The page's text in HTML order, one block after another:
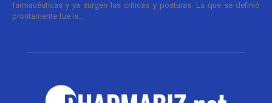
farmacéuticas y ya surgen las críticas y posturas. La que se definió
prontamente fue la...